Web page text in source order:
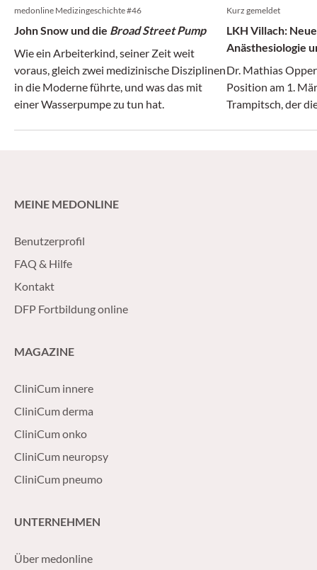
medonline Medizingeschichte #46
John Snow und die Broad Street Pump
Wie ein Arbeiterkind, seiner Zeit weit
voraus, gleich zwei medizinische Disziplinen
in die Moderne führte, und was das mit
einer Wasserpumpe zu tun hat.
Kurz gemeldet
LKH Villach:
Anästhesiologie
Dr. Mathias
Position am 1.
Trampitsch, der
MEINE MEDONLINE
Benutzerprofil
FAQ & Hilfe
Kontakt
DFP Fortbildung online
MAGAZINE
CliniCum innere
CliniCum derma
CliniCum onko
CliniCum neuropsy
CliniCum pneumo
UNTERNEHMEN
Über medonline